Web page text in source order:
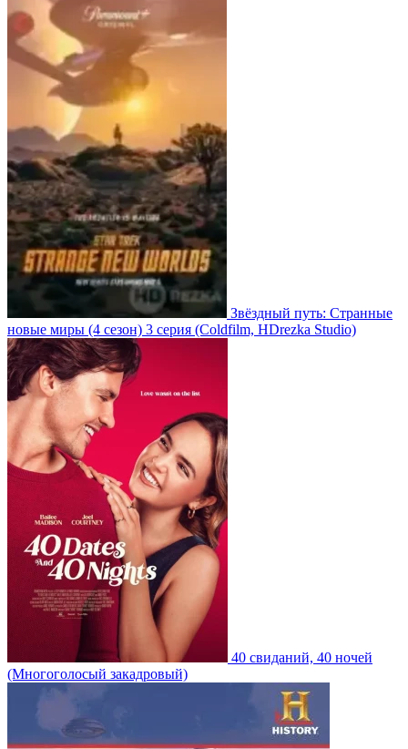
Звёздный путь: Странные
новые миры (4 сезон) 3 серия (Coldfilm, HDrezka Studio)
40 свиданий, 40 ночей
(Многоголосый закадровый)